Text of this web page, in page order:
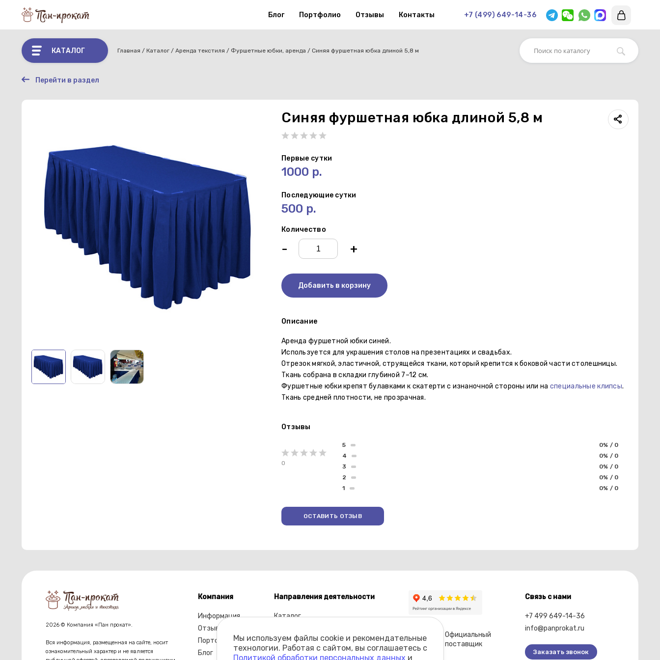
+7 (499) 649-14-36
Блог Портфолио Отзывы Контакты
КАТАЛОГ Главная Каталог Аренда текстиля Фуршетные юбки, аренда Синяя фуршетная юбка длиной 5,8 м
Перейти в раздел
Синяя фуршетная юбка длиной 5,8 м
Первые сутки
1000 р.
Последующие сутки
500 р.
Количество
- +
Добавить в корзину
Описание
Аренда фуршетной юбки синей.
Используется для украшения столов на презентациях и свадьбах.
Отрезок мягкой, эластичной, струящейся ткани, который крепится к боковой части столешницы.
Ткань собрана в складки глубиной 7–12 см.
Фуршетные юбки крепят булавками к скатерти с изнаночной стороны или на специальные клипсы.
Ткань средней плотности, не прозрачная.
Отзывы
0
1 0% / 0
2 0% / 0
3 0% / 0
4 0% / 0
5 0% / 0
ОСТАВИТЬ ОТЗЫВ
2026 © Компания «Пан прокат».
Вся информация, размещенная на сайте, носит
ознакомительный характер и не является
Компания
Информация
Отзывы
Портфолио
Блог
Направления деятельности
Каталог
Официальный
поставщик
Связь с нами
+7 499 649-14-36
info@panprokat.ru
Заказать звонок
Мы используем файлы cookie и рекомендательные
технологии. Работая с сайтом, вы соглашаетесь с
Политикой обработки персональных данных и